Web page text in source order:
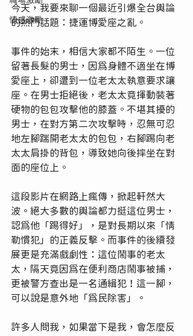
情感激勵
今天，我要來聊一個最近引爆全台輿論
的熱門話題：捷運博愛座之亂。
事件的始末，相信大家都不陌生。一位
留著長髮的男士，因為身體不適坐在博
愛座上，卻遭到一位老太太執意要求讓
座。在男士拒絕後，老太太竟揮動裝著
硬物的包包攻擊他的膝蓋。不堪其擾的
男士，在對方第二次攻擊時，忍無可忍
地左腳踹開老太太的包包，右腳踢向老
太太肩掛的背包，導致她向後摔坐在對
面的座位上。
這段影片在網路上瘋傳，掀起軒然大
波。絕大多數的輿論都力挺這位男士，
認為他「踢得好」，是對長期以來「情
勒慣犯」的正義反擊。而事件的後續發
展更是充滿戲劇性：這位鬧事的老太
太，隔天竟因為在便利商店鬧事被捕，
更被警方查出是一名通緝犯！這一腳，
可以說是意外地「為民除害」。
許多人問我，如果當下是我，會怎麼反